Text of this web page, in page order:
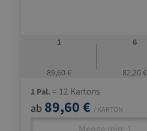
1
89,60 €
6
82,20 €
1 Pal. = 12 Kartons
ab 89,60 € / KARTON